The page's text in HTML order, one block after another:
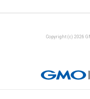
Copyright (c) 2026